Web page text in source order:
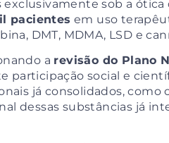
sob a ótica
pacientes em uso
DMT, MDMA, LSD e
a revisão do Plano
participação social e
já consolidados, como
dessas substâncias já